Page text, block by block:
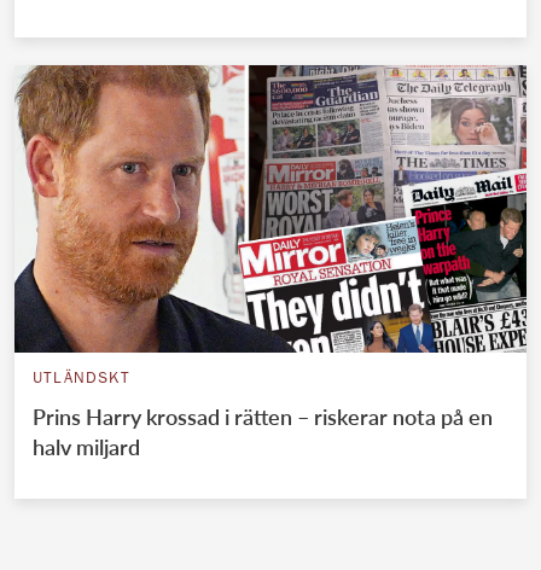
UTLÄNDSKT
Prins Harry krossad i rätten – riskerar nota på en
halv miljard